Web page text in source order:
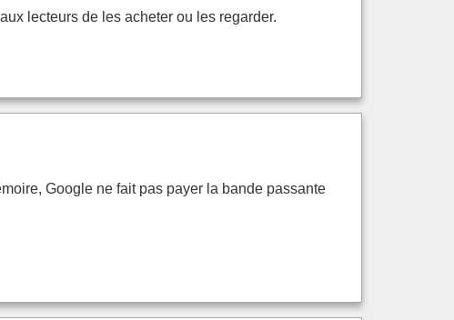
lecteurs de les acheter ou les regarder.
Google ne fait pas payer la bande passante